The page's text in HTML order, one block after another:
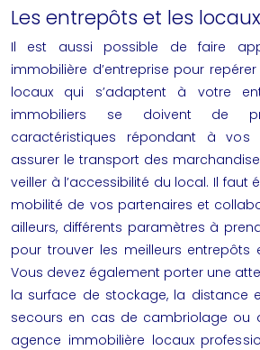
Les entrepôts et les
Il est aussi possible de faire
immobilière d’entreprise pour
locaux qui s’adaptent à votre
immobiliers se doivent de
caractéristiques répondant à vos
assurer le transport des
veiller à l’accessibilité du local. Il faut
mobilité de vos partenaires et
ailleurs, différents paramètres à
pour trouver les meilleurs entrepôts
Vous devez également porter une
la surface de stockage, la distance
secours en cas de cambriolage ou
agence immobilière locaux